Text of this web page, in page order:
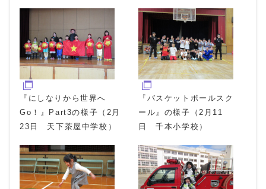
『にしなりから世界へ
Go！』Part3の様子（2月
23日 天下茶屋中学校）
『バスケットボールスク
ール』の様子（2月11
日 千本小学校）